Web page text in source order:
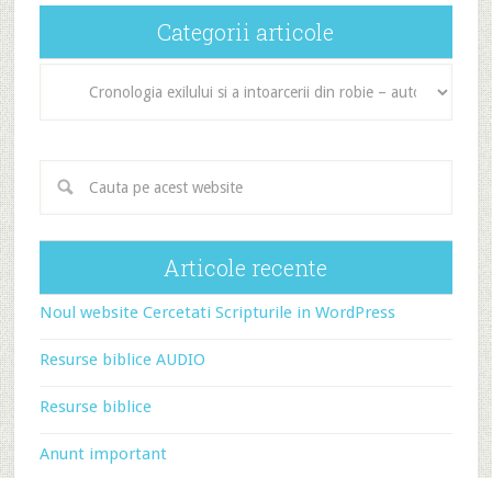
Categorii articole
articole
Articole recente
Noul website Cercetati Scripturile in WordPress
Resurse biblice AUDIO
Resurse biblice
Anunt important